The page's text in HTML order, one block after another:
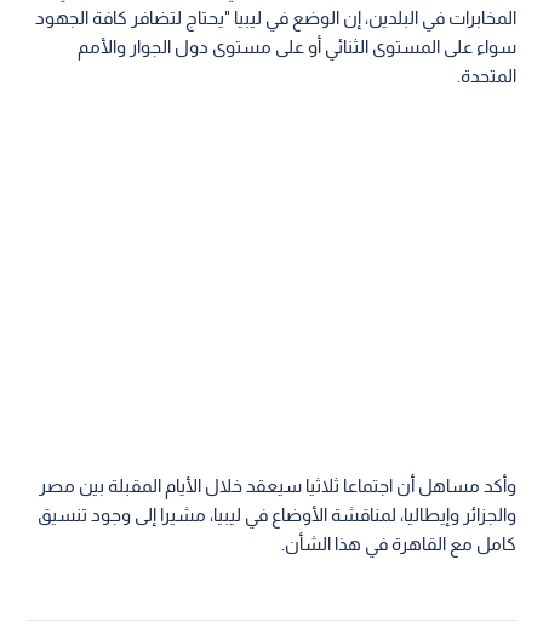
المخابرات في البلدين، إن الوضع في ليبيا "يحتاج لتضافر كافة الجهود
سواء على المستوى الثنائي أو على مستوى دول الجوار والأمم
المتحدة.
وأكد مساهل أن اجتماعا ثلاثيا سيعقد خلال الأيام المقبلة بين مصر
والجزائر وإيطاليا، لمناقشة الأوضاع في ليبيا، مشيرا إلى وجود تنسيق
كامل مع القاهرة في هذا الشأن.